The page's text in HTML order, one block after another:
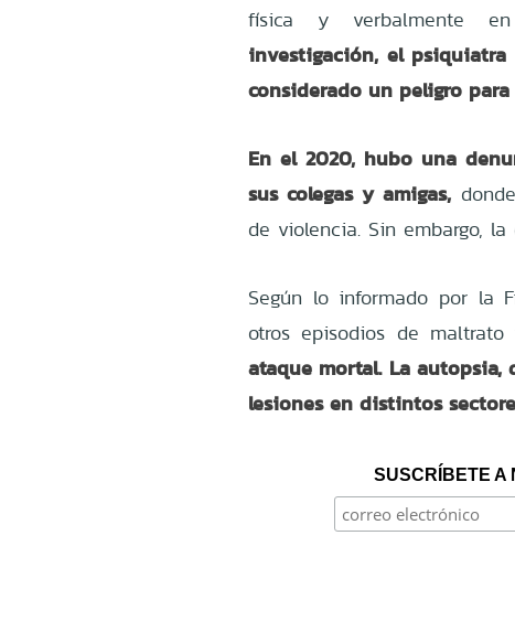
física y verbalmente en
investigación, el
considerado un peligro
En el 2020, hubo una
sus colegas y amigas,
de violencia. Sin embargo,
Según lo informado por la
otros episodios de maltrato
ataque mortal. La
lesiones en distintos
SUSCRÍBETE A